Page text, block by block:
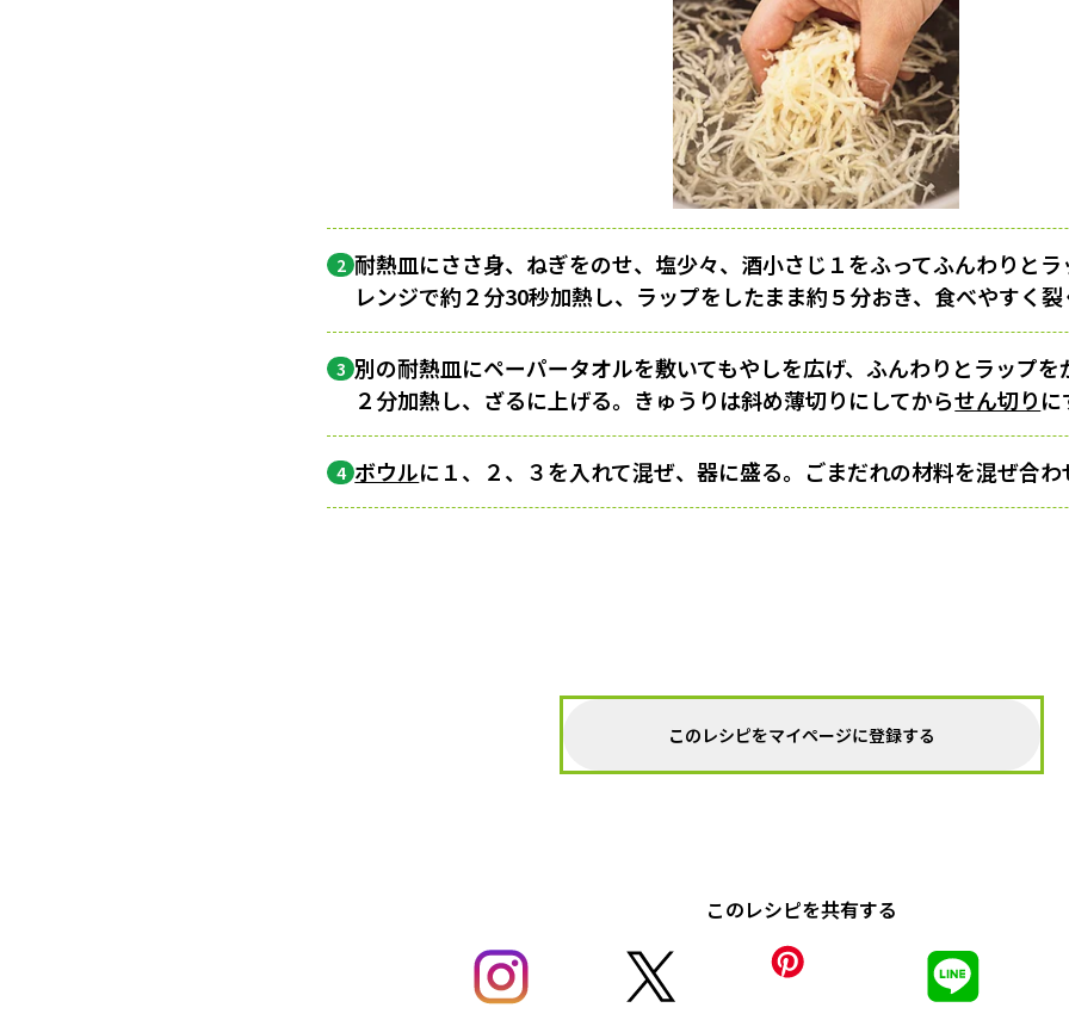
2 耐熱皿にささ身、ねぎをのせ、塩少々、酒小さじ１をふってふんわりと
レンジで約２分30秒加熱し、ラップをしたまま約５分おき、食べやすく裂
3 別の耐熱皿にペーパータオルを敷いてもやしを広げ、ふんわりとラップ
２分加熱し、ざるに上げる。きゅうりは斜め薄切りにしてからせん切りに
4 ボウルに１、２、３を入れて混ぜ、器に盛る。ごまだれの材料を混ぜ合わ
このレシピをマイページに登録する
このレシピを共有する